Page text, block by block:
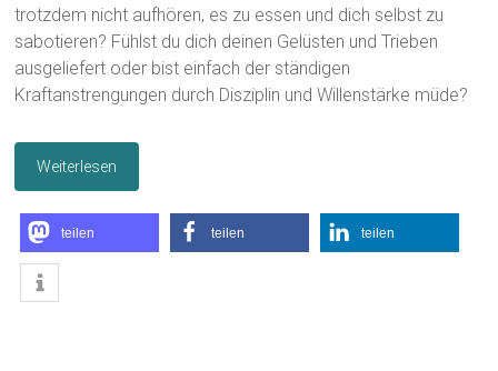
trotzdem nicht aufhören, es zu essen und dich selbst zu
sabotieren? Fühlst du dich deinen Gelüsten und Trieben
ausgeliefert oder bist einfach der ständigen
Kraftanstrengungen durch Disziplin und Willenstärke müde?
Weiterlesen
teilen teilen teilen